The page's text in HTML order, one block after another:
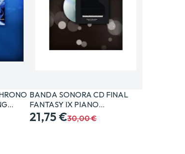
BANDA SONORA CD FINAL
FANTASY IX PIANO…
21,75 €30,00 €